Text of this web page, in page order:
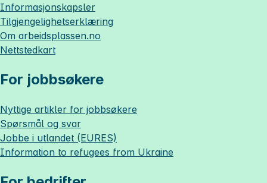
Informasjonskapsler
Tilgjengelighetserklæring
Om arbeidsplassen.no
Nettstedkart
For jobbsøkere
Nyttige artikler for jobbsøkere
Spørsmål og svar
Jobbe i utlandet (EURES)
Information to refugees from Ukraine